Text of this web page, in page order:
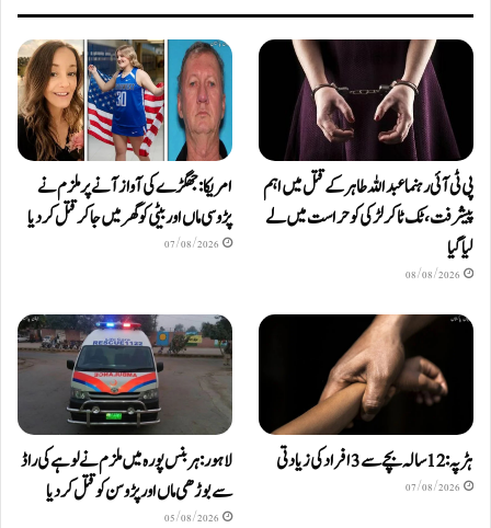
پی ٹی آئی رہنما عبداللہ طاہر کے قتل میں اہم
پیشرفت، ٹک ٹاکر لڑکی کو حراست میں لے
لیا گیا
08/08/2026
امریکا: جھگڑے کی آواز آنے پر ملزم نے
پڑوسی ماں اور بیٹی کو گھر میں جا کر قتل کر دیا
07/08/2026
ہڑپہ: 12 سالہ بچے سے 3 افراد کی زیادتی
07/08/2026
لاہور: ہربنس پورہ میں ملزم نے لوہے کی راڈ
سے بوڑھی ماں اور پڑوسن کو قتل کر دیا
05/08/2026